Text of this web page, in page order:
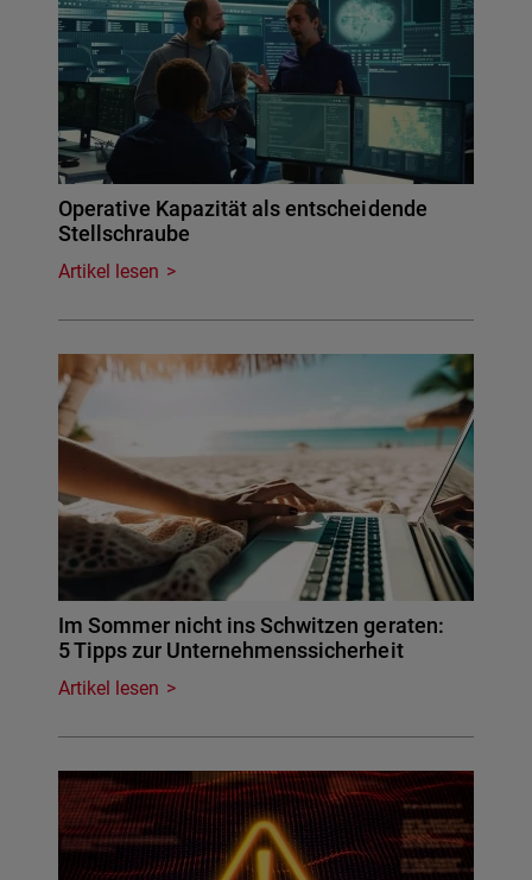
Operative Kapazität als entscheidende
Stellschraube
Artikel lesen
Im Sommer nicht ins Schwitzen geraten:
5 Tipps zur Unternehmenssicherheit
Artikel lesen